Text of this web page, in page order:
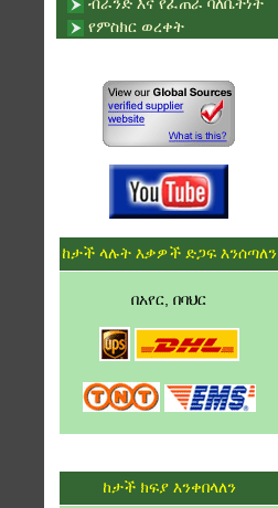
የምስክር ወረቀት
ከታች ላሉት እቃዎች ድጋፍ እንሰጣለን
በአየር, በባህር
ከታች ክፍያ እንቀበላለን